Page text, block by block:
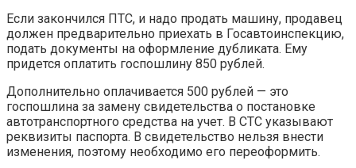
Если закончился ПТС, и надо продать машину, продавец
должен предварительно приехать в Госавтоинспекцию,
подать документы на оформление дубликата. Ему
придется оплатить госпошлину 850 рублей.
Дополнительно оплачивается 500 рублей — это
госпошлина за замену свидетельства о постановке
автотранспортного средства на учет. В СТС указывают
реквизиты паспорта. В свидетельство нельзя внести
изменения, поэтому необходимо его переоформить.